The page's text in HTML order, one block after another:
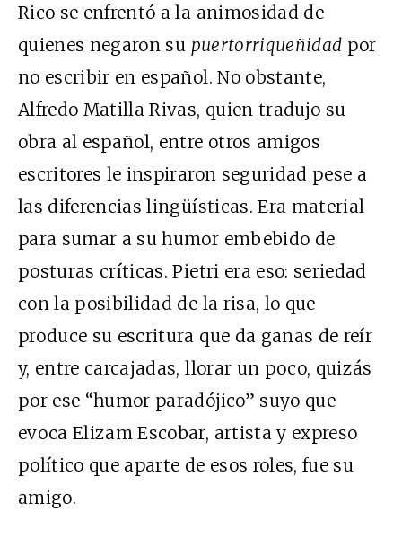
Rico se enfrentó a la animosidad de
quienes negaron su puertorriqueñidad por
no escribir en español. No obstante,
Alfredo Matilla Rivas, quien tradujo su
obra al español, entre otros amigos
escritores le inspiraron seguridad pese a
las diferencias lingüísticas. Era material
para sumar a su humor embebido de
posturas críticas. Pietri era eso: seriedad
con la posibilidad de la risa, lo que
produce su escritura que da ganas de reír
y, entre carcajadas, llorar un poco, quizás
por ese “humor paradójico” suyo que
evoca Elizam Escobar, artista y expreso
político que aparte de esos roles, fue su
amigo.